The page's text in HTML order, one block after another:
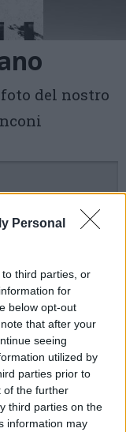
Personal
third parties, or
for
below opt-out
that after your
seeing
utilized by
parties prior to
of the further
third parties on the
information may
foto del nostro
14 Novembre 2023